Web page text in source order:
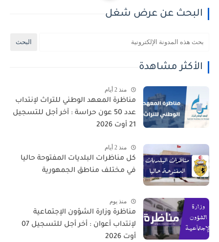
البحث عن عرض شغل
الأكثر مشاهدة
منذ 2 أيام
مناظرة المعهد الوطني للتراث لإنتداب
عدد 50 عون حراسة : آخر أجل للتسجيل
21 أوت 2026
منذ 2 أيام
كل مناظرات البلديات المفتوحة حاليا
في مختلف مناطق الجمهورية
منذ يوم
مناظرة وزارة الشؤون الإجتماعية
لإنتداب أعوان : أخر أجل للتسجيل 07
أوت 2026